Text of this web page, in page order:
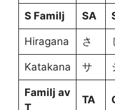
S Familj SA
Hiragana さ
Katakana サ
Familj av
T
TA